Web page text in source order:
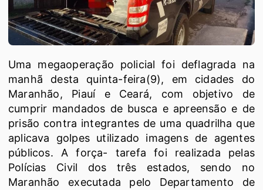
Uma megaoperação policial foi deflagrada na
manhã desta quinta-feira(9), em cidades do
Maranhão, Piauí e Ceará, com objetivo de
cumprir mandados de busca e apreensão e de
prisão contra integrantes de uma quadrilha que
aplicava golpes utilizado imagens de agentes
públicos. A força- tarefa foi realizada pelas
Polícias Civil dos três estados, sendo no
Maranhão executada pelo Departamento de